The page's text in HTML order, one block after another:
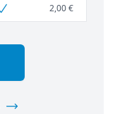
2,00 €